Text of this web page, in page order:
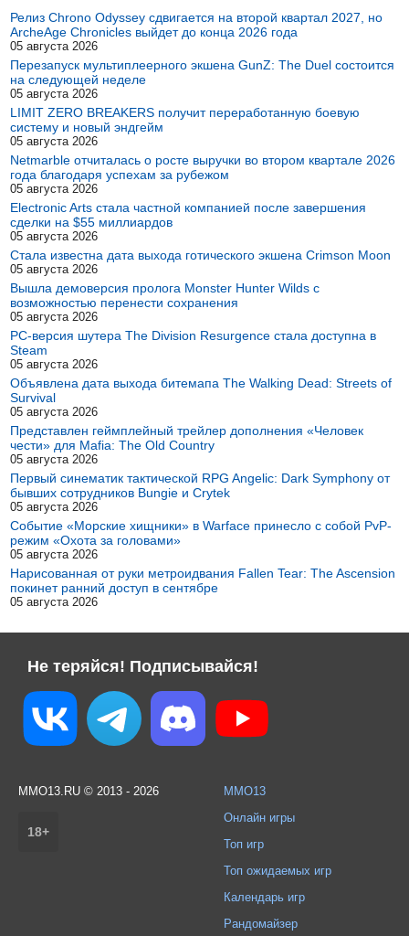
Релиз Chrono Odyssey сдвигается на второй квартал 2027, но
ArcheAge Chronicles выйдет до конца 2026 года
05 августа 2026
Перезапуск мультиплеерного экшена GunZ: The Duel состоится
на следующей неделе
05 августа 2026
LIMIT ZERO BREAKERS получит переработанную боевую
систему и новый эндгейм
05 августа 2026
Netmarble отчиталась о росте выручки во втором квартале 2026
года благодаря успехам за рубежом
05 августа 2026
Electronic Arts стала частной компанией после завершения
сделки на $55 миллиардов
05 августа 2026
Стала известна дата выхода готического экшена Crimson Moon
05 августа 2026
Вышла демоверсия пролога Monster Hunter Wilds с
возможностью перенести сохранения
05 августа 2026
PC-версия шутера The Division Resurgence стала доступна в
Steam
05 августа 2026
Объявлена дата выхода битемапа The Walking Dead: Streets of
Survival
05 августа 2026
Представлен геймплейный трейлер дополнения «Человек
чести» для Mafia: The Old Country
05 августа 2026
Первый синематик тактической RPG Angelic: Dark Symphony от
бывших сотрудников Bungie и Crytek
05 августа 2026
Событие «Морские хищники» в Warface принесло с собой PvP-
режим «Охота за головами»
05 августа 2026
Нарисованная от руки метроидвания Fallen Tear: The Ascension
покинет ранний доступ в сентябре
05 августа 2026
Не теряйся! Подписывайся!
MMO13.RU © 2013 - 2026
18+
MMO13
Онлайн игры
Топ игр
Топ ожидаемых игр
Календарь игр
Рандомайзер